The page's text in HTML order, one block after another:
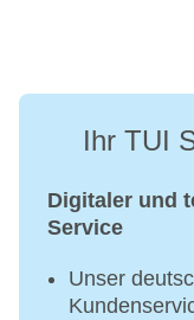
Ihr TUI
Digitaler und
Service
Unser